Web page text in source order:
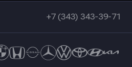
+7 (343) 343-39-71